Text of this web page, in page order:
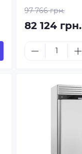
97 766 грн.
82 124 грн.